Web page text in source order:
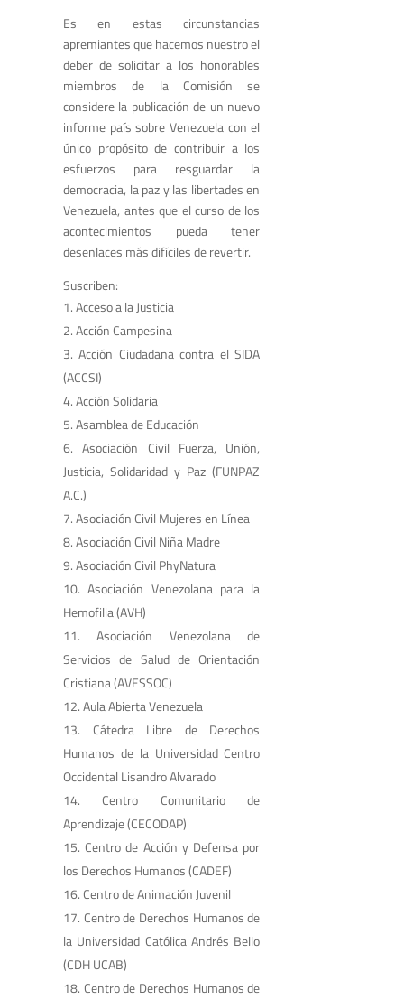
Es en estas circunstancias
apremiantes que hacemos nuestro el
deber de solicitar a los honorables
miembros de la Comisión se
considere la publicación de un nuevo
informe país sobre Venezuela con el
único propósito de contribuir a los
esfuerzos para resguardar la
democracia, la paz y las libertades en
Venezuela, antes que el curso de los
acontecimientos pueda tener
desenlaces más difíciles de revertir.
Suscriben:
Acceso a la Justicia
Acción Campesina
Acción Ciudadana contra el SIDA
(ACCSI)
Acción Solidaria
Asamblea de Educación
Asociación Civil Fuerza, Unión,
Justicia, Solidaridad y Paz (FUNPAZ
A.C.)
Asociación Civil Mujeres en Línea
Asociación Civil Niña Madre
Asociación Civil PhyNatura
Asociación Venezolana para la
Hemofilia (AVH)
Asociación Venezolana de
Servicios de Salud de Orientación
Cristiana (AVESSOC)
Aula Abierta Venezuela
Cátedra Libre de Derechos
Humanos de la Universidad Centro
Occidental Lisandro Alvarado
Centro Comunitario de
Aprendizaje (CECODAP)
Centro de Acción y Defensa por
los Derechos Humanos (CADEF)
Centro de Animación Juvenil
Centro de Derechos Humanos de
la Universidad Católica Andrés Bello
(CDH UCAB)
Centro de Derechos Humanos de